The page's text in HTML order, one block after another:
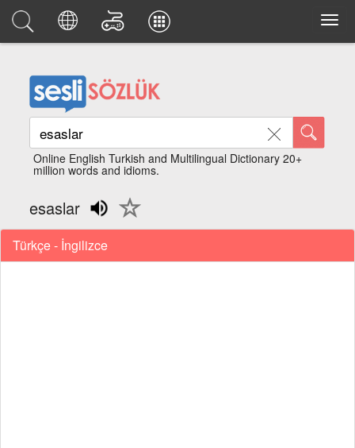
Online English Turkish and Multilingual Dictionary 20+
million words and idioms.
esaslar
Türkçe - İngilizce